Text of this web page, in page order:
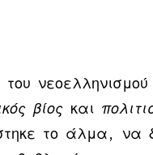
βίος και
το άλμα, να